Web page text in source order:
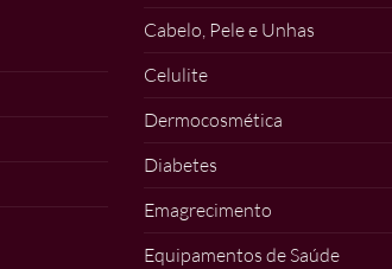
Cabelo, Pele e Unhas
Celulite
Dermocosmética
Diabetes
Emagrecimento
Equipamentos de Saúde